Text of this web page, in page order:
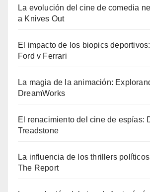
La evolución del cine de comedia
a Knives Out
El impacto de los biopics
Ford v Ferrari
La magia de la animación:
DreamWorks
El renacimiento del cine de espías:
Treadstone
La influencia de los thrillers
The Report